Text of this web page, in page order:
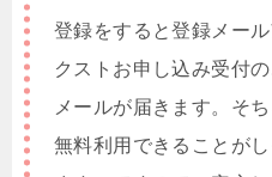
登録をすると登録メー
クストお申し込み受付
メールが届きます。そ
無料利用できることが